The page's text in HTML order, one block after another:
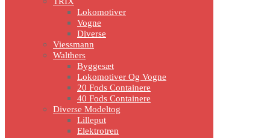
Lokomotiver
Vogne
Diverse
Viessmann
Walthers
Byggesæt
Lokomotiver Og Vogne
20 Fods Containere
40 Fods Containere
Diverse Modeltog
Lilleput
Elektrotren